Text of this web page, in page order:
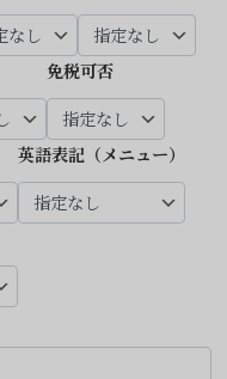
免税可否
英語表記（メニュー）